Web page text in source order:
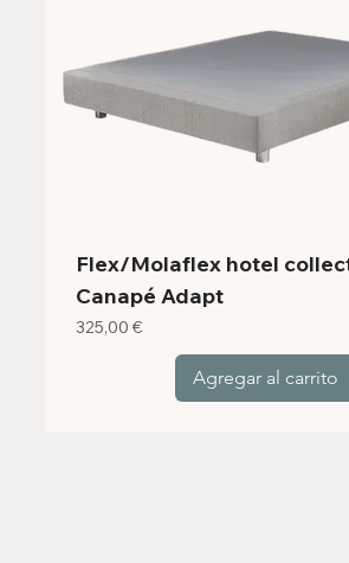
Flex/Molaflex hotel
Canapé Adapt
Precio
325,00 €
Agregar al carrito